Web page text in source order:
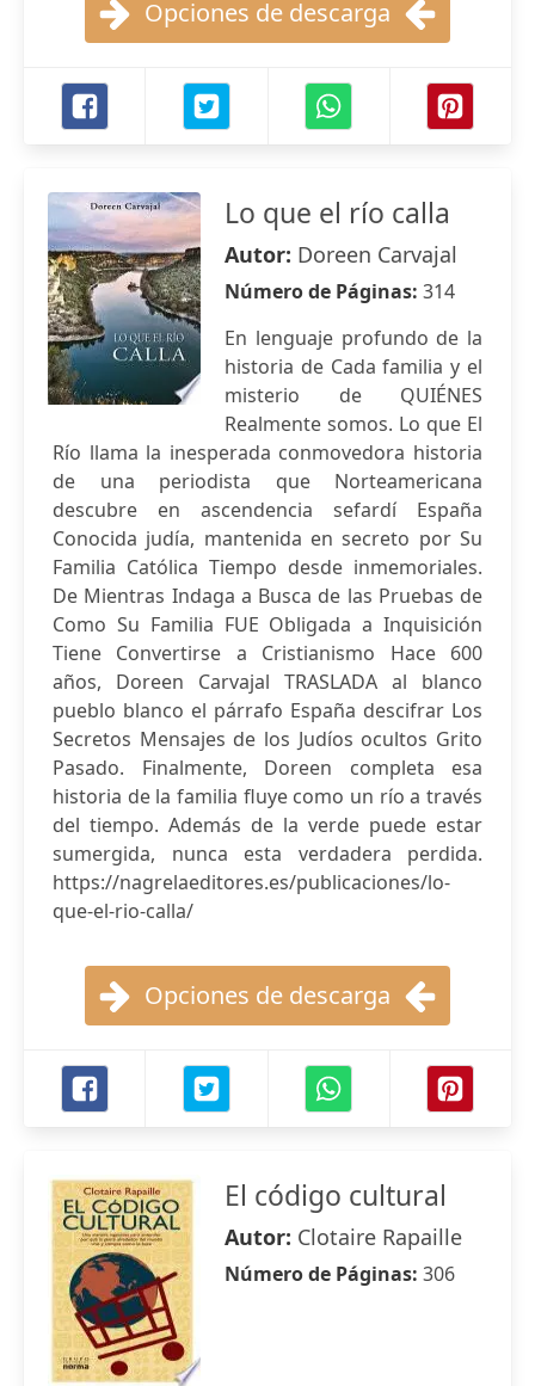
Opciones de descarga
Lo que el río calla
Autor: Doreen Carvajal
Número de Páginas: 314
En lenguaje profundo de la
historia de Cada familia y el
misterio de QUIÉNES
Realmente somos. Lo que El
Río llama la inesperada conmovedora historia
de una periodista que Norteamericana
descubre en ascendencia sefardí España
Conocida judía, mantenida en secreto por Su
Familia Católica Tiempo desde inmemoriales.
De Mientras Indaga a Busca de las Pruebas de
Como Su Familia FUE Obligada a Inquisición
Tiene Convertirse a Cristianismo Hace 600
años, Doreen Carvajal TRASLADA al blanco
pueblo blanco el párrafo España descifrar Los
Secretos Mensajes de los Judíos ocultos Grito
Pasado. Finalmente, Doreen completa esa
historia de la familia fluye como un río a través
del tiempo. Además de la verde puede estar
sumergida, nunca esta verdadera perdida.
https://nagrelaeditores.es/publicaciones/lo-
que-el-rio-calla/
Opciones de descarga
El código cultural
Autor: Clotaire Rapaille
Número de Páginas: 306